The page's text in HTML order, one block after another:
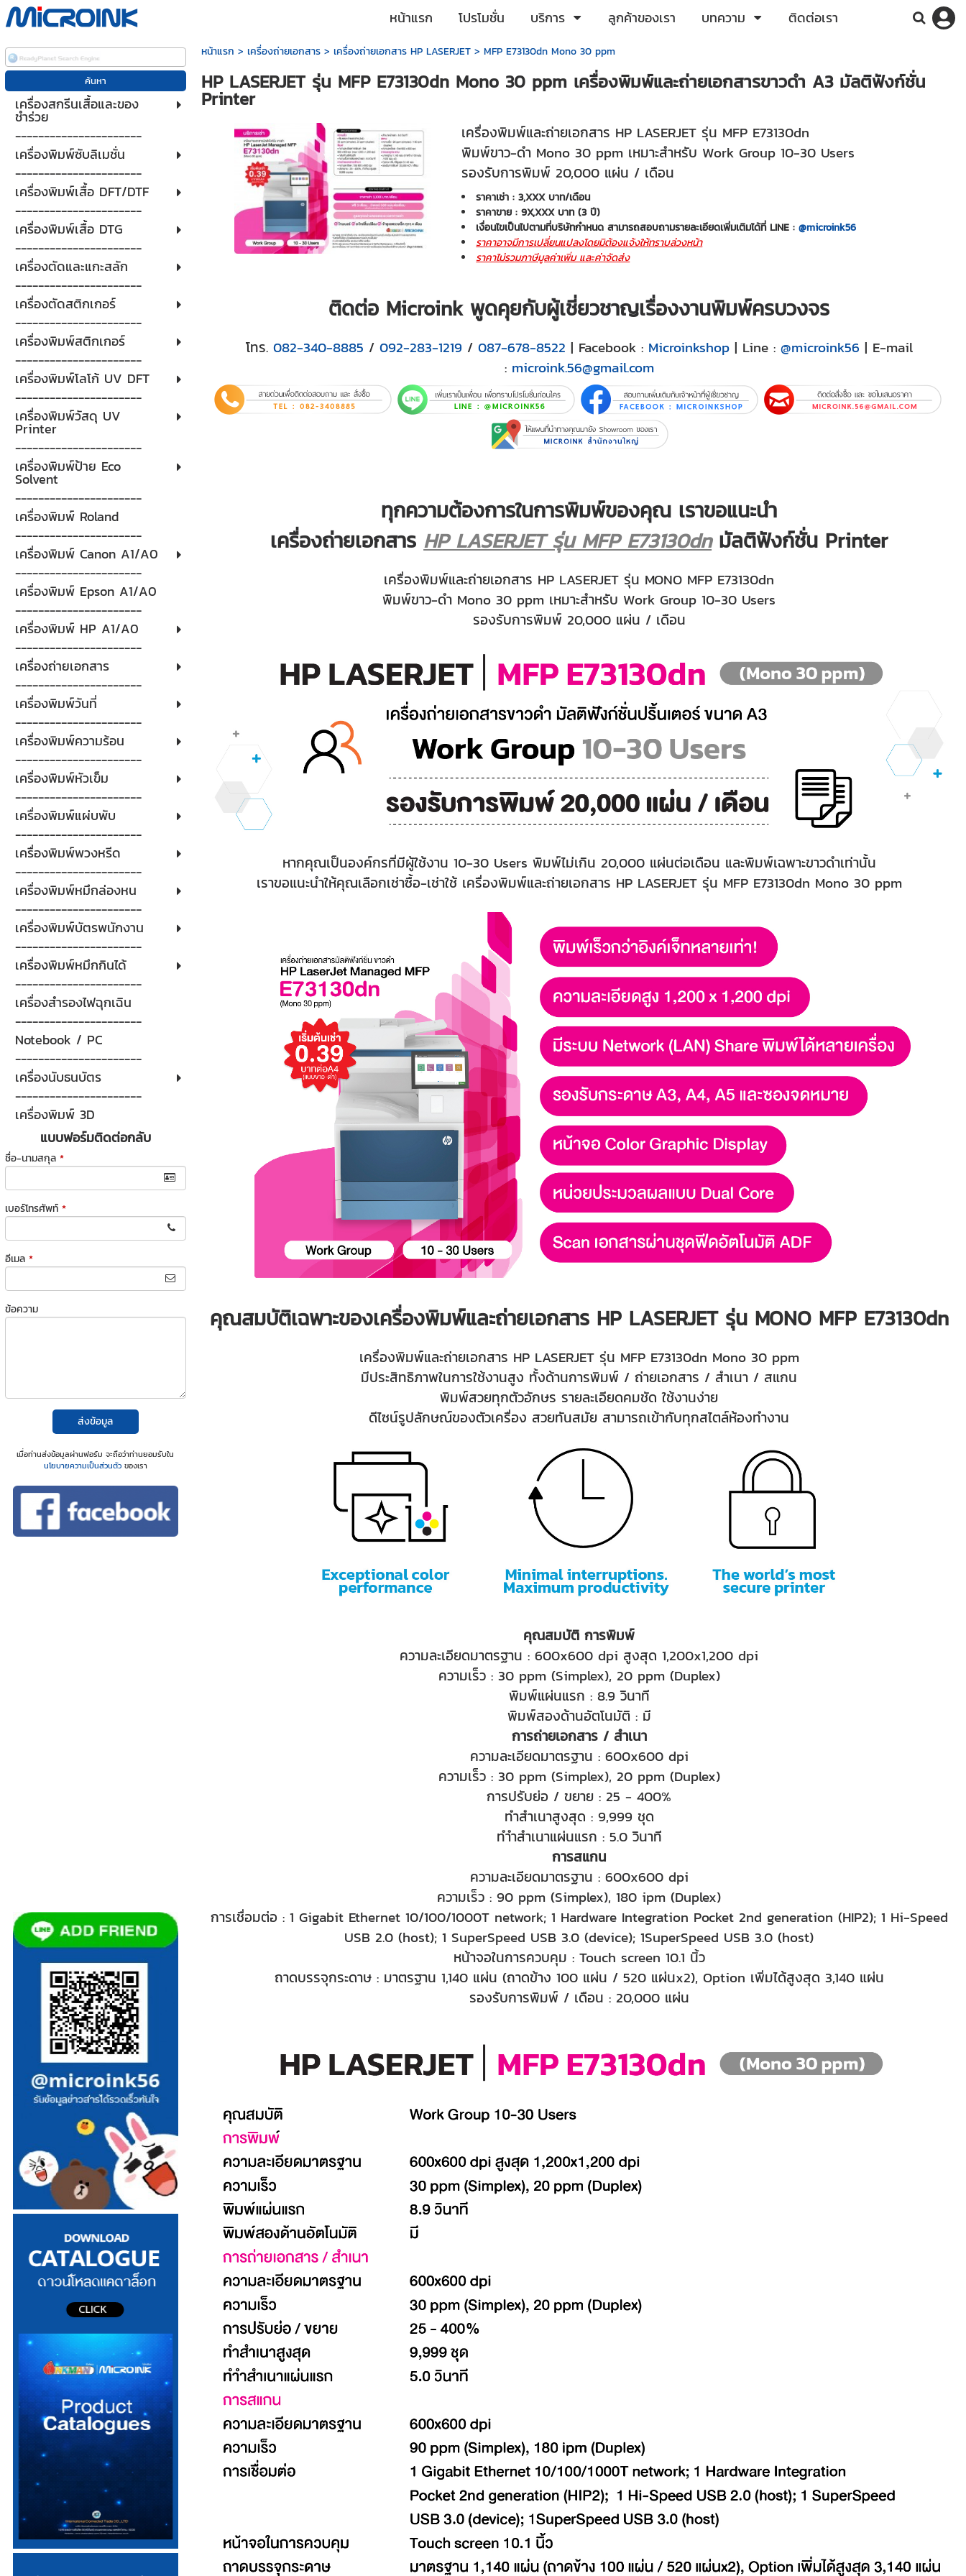
หน้าแรก โปรโมชั่น บริการ ลูกค้าของเรา บทความ ติดต่อเรา
เครื่องสกรีนเสื้อและของ
ชำร่วย
----------------------
เครื่องพิมพ์ซับลิเมชั่น
----------------------
เครื่องพิมพ์เสื้อ DFT/DTF
----------------------
เครื่องพิมพ์เสื้อ DTG
----------------------
เครื่องตัดและแกะสลัก
----------------------
เครื่องตัดสติกเกอร์
----------------------
เครื่องพิมพ์สติกเกอร์
----------------------
เครื่องพิมพ์โลโก้ UV DFT
----------------------
เครื่องพิมพ์วัสดุ UV
Printer
----------------------
เครื่องพิมพ์ป้าย Eco
Solvent
----------------------
เครื่องพิมพ์ Roland
----------------------
เครื่องพิมพ์ Canon A1/A0
----------------------
เครื่องพิมพ์ Epson A1/A0
----------------------
เครื่องพิมพ์ HP A1/A0
----------------------
เครื่องถ่ายเอกสาร
----------------------
เครื่องพิมพ์วันที่
----------------------
เครื่องพิมพ์ความร้อน
----------------------
เครื่องพิมพ์หัวเข็ม
----------------------
เครื่องพิมพ์แผ่บพับ
----------------------
เครื่องพิมพ์พวงหรีด
----------------------
เครื่องพิมพ์หมึกล่องหน
----------------------
เครื่องพิมพ์บัตรพนักงาน
----------------------
เครื่องพิมพ์หมึกกินได้
----------------------
เครื่องสำรองไฟฉุกเฉิน
----------------------
Notebook / PC
----------------------
เครื่องนับธนบัตร
----------------------
เครื่องพิมพ์ 3D
แบบฟอร์มติดต่อกลับ
ชื่อ-นามสกุล *
เบอร์โทรศัพท์ *
อีเมล *
ข้อความ
ส่งข้อมูล
เมื่อท่านส่งข้อมูลผ่านฟอร์ม จะถือว่าท่านยอมรับใน
นโยบายความเป็นส่วนตัวของเรา
หน้าแรก > เครื่องถ่ายเอกสาร> เครื่องถ่ายเอกสาร HP LASERJET> MFP E73130dn Mono 30 ppm
HP LASERJET รุ่น MFP E73130dn Mono 30 ppm เครื่องพิมพ์และถ่ายเอกสารขาวดำ A3 มัลติฟังก์ชั่น
Printer
เครื่องพิมพ์และถ่ายเอกสาร HP LASERJET รุ่น MFP E73130dn
พิมพ์ขาว-ดำ Mono 30 ppm เหมาะสำหรับ Work Group 10-30 Users
รองรับการพิมพ์ 20,000 แผ่น / เดือน
ราคาเช่า : 3,XXX บาท/เดือน
ราคาขาย : 9X,XXX บาท(3 ปี)
เงื่อนไขเป็นไปตามที่บริษัทกำหนด สามารถสอบถามรายละเอียดเพิ่มเติมได้ที่ LINE :@microink56
ราคาอาจมีการเปลี่ยนแปลงโดยมิต้องแจ้งให้ทราบล่วงหน้า
ราคาไม่รวมภาษีมูลค่าเพิ่ม และค่าจัดส่ง
ติดต่อ Microink พูดคุยกับผู้เชี่ยวชาญเรื่องงานพิมพ์ครบวงจร
โทร. 082-340-8885 / 092-283-1219 / 087-678-8522 | Facebook : Microinkshop| Line : @microink56 | E-mail
: microink.56@gmail.com
ทุกความต้องการในการพิมพ์ของคุณ เราขอแนะนำ
เครื่องถ่ายเอกสาร HP LASERJET รุ่น MFP E73130dnมัลติฟังก์ชั่น Printer
เครื่องพิมพ์และถ่ายเอกสาร HP LASERJET รุ่น MONO MFP E73130dn
พิมพ์ขาว-ดำ Mono 30 ppm เหมาะสำหรับ Work Group 10-30 Users
รองรับการพิมพ์ 20,000 แผ่น / เดือน
หากคุณเป็นองค์กรที่มีผู้ใช้งาน 10-30 Users พิมพ์ไม่เกิน 20,000 แผ่นต่อเดือน และพิมพ์เฉพาะขาวดำเท่านั้น
เราขอแนะนำให้คุณเลือกเช่าซื้อ-เช่าใช้ เครื่องพิมพ์และถ่ายเอกสาร HP LASERJET รุ่น MFP E73130dn Mono 30 ppm
คุณสมบัติเฉพาะของเครื่องพิมพ์และถ่ายเอกสาร HP LASERJET รุ่น MONO MFP E73130dn
เครื่องพิมพ์และถ่ายเอกสาร HP LASERJET รุ่น MFP E73130dn Mono 30 ppm
มีประสิทธิภาพในการใช้งานสูง ทั้งด้านการพิมพ์ / ถ่ายเอกสาร / สำเนา / สแกน
พิมพ์สวยทุกตัวอักษร รายละเอียดคมชัด ใช้งานง่าย
ดีไซน์รูปลักษณ์ของตัวเครื่อง สวยทันสมัย สามารถเข้ากับทุกสไตล์ห้องทำงาน
คุณสมบัติ การพิมพ์
ความละเอียดมาตรฐาน : 600x600 dpi สูงสุด 1,200x1,200 dpi
ความเร็ว : 30 ppm (Simplex), 20 ppm (Duplex)
พิมพ์แผ่นแรก : 8.9 วินาที
พิมพ์สองด้านอัตโนมัติ : มี
การถ่ายเอกสาร / สำเนา
ความละเอียดมาตรฐาน : 600x600 dpi
ความเร็ว : 30 ppm (Simplex), 20 ppm (Duplex)
การปรับย่อ / ขยาย : 25 - 400%
ทำสำเนาสูงสุด : 9,999 ชุด
ทำำสำเนาแผ่นแรก : 5.0 วินาที
การสแกน
ความละเอียดมาตรฐาน : 600x600 dpi
ความเร็ว : 90 ppm (Simplex), 180 ipm (Duplex)
การเชื่อมต่อ : 1 Gigabit Ethernet 10/100/1000T network; 1 Hardware Integration Pocket 2nd generation (HIP2); 1 Hi-Speed
USB 2.0 (host); 1 SuperSpeed USB 3.0 (device); 1SuperSpeed USB 3.0 (host)
หน้าจอในการควบคุม : Touch screen 10.1 นิ้ว
ถาดบรรจุกระดาษ : มาตรฐาน 1,140 แผ่น (ถาดข้าง 100 แผ่น / 520 แผ่นx2), Option เพิ่มได้สูงสุด 3,140 แผ่น
รองรับการพิมพ์ / เดือน : 20,000 แผ่น